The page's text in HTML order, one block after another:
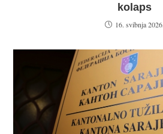
kolaps
16. svibnja 2026.